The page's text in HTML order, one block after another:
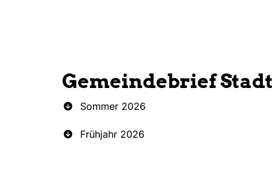
Gemeindebrief
Sommer 2026
Frühjahr 2026